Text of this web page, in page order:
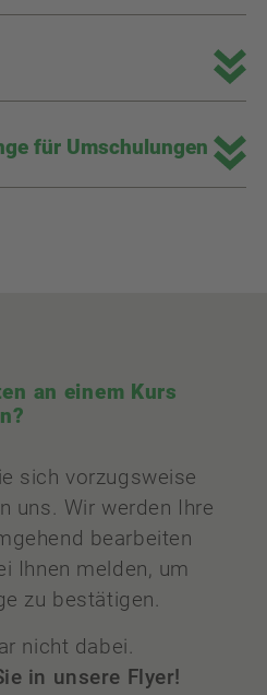
für Umschulungen
an einem Kurs
sich vorzugsweise
uns. Wir werden Ihre
bearbeiten
Ihnen melden, um
zu bestätigen.
nicht dabei.
in unsere Flyer!